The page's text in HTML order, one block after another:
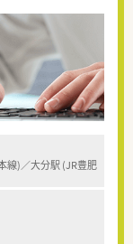
線)／大分駅 (JR豊肥